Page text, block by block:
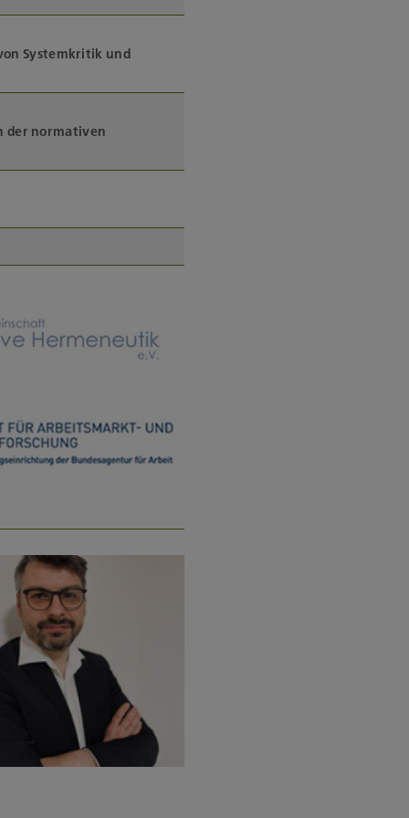
Systemkritik und
der normativen